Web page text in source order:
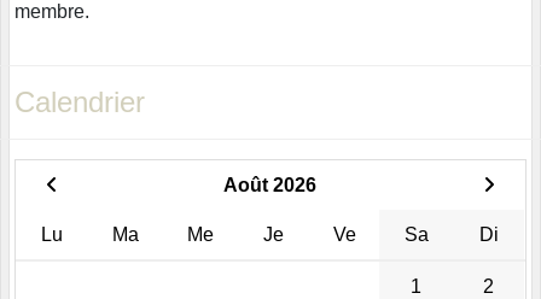
membre.
Calendrier
Août 2026
Lu Ma Me Je Ve Sa Di
1 2